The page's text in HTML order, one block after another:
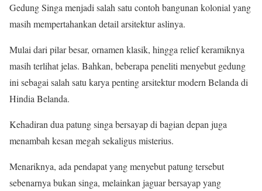
Gedung Singa menjadi salah satu contoh bangunan kolonial yang
masih mempertahankan detail arsitektur aslinya.
Mulai dari pilar besar, ornamen klasik, hingga relief keramiknya
masih terlihat jelas. Bahkan, beberapa peneliti menyebut gedung
ini sebagai salah satu karya penting arsitektur modern Belanda di
Hindia Belanda.
Kehadiran dua patung singa bersayap di bagian depan juga
menambah kesan megah sekaligus misterius.
Menariknya, ada pendapat yang menyebut patung tersebut
sebenarnya bukan singa, melainkan jaguar bersayap yang